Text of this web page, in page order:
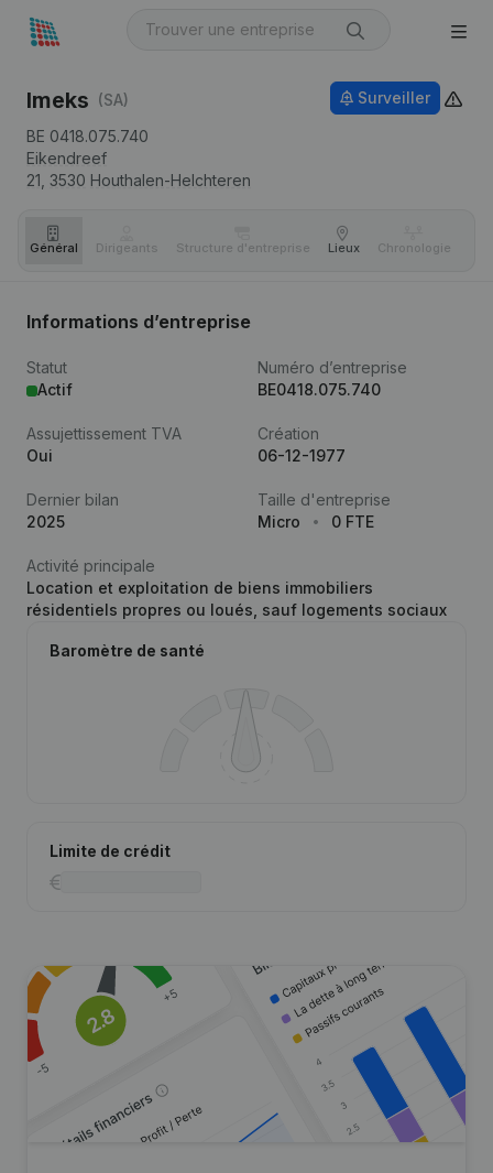
Imeks (SA)
BE 0418.075.740
Eikendreef
21, 3530 Houthalen-Helchteren
Surveiller
Général Dirigeants Structure d'entreprise Lieux Chronologie
Informations d’entreprise
Statut
Actif
Numéro d’entreprise
BE0418.075.740
Assujettissement TVA
Oui
Création
06-12-1977
Dernier bilan
2025
Taille d'entreprise
Micro
0 FTE
Activité principale
Location et exploitation de biens immobiliers
résidentiels propres ou loués, sauf logements sociaux
Baromètre de santé
Limite de crédit